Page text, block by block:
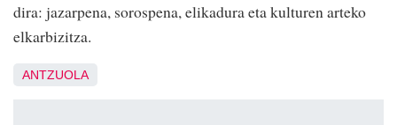
dira: jazarpena, sorospena, elikadura eta kulturen arteko
elkarbizitza.
ANTZUOLA